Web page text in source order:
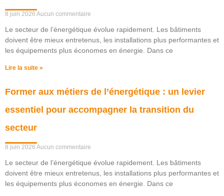
8 juin 2026 Aucun commentaire
Le secteur de l’énergétique évolue rapidement. Les bâtiments
doivent être mieux entretenus, les installations plus performantes et
les équipements plus économes en énergie. Dans ce
Lire la suite »
Former aux métiers de l’énergétique : un levier
essentiel pour accompagner la transition du
secteur
8 juin 2026 Aucun commentaire
Le secteur de l’énergétique évolue rapidement. Les bâtiments
doivent être mieux entretenus, les installations plus performantes et
les équipements plus économes en énergie. Dans ce